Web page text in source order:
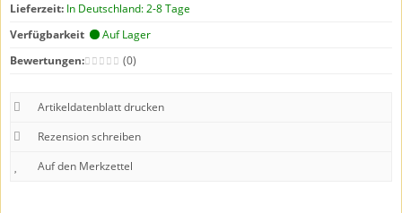
Lieferzeit: In Deutschland: 2-8 Tage
Verfügbarkeit
Auf Lager
Bewertungen:
(0)
Artikeldatenblatt drucken
Rezension schreiben